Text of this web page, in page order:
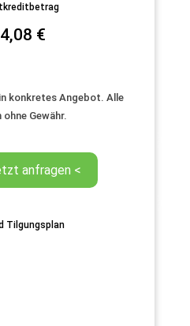
€
konkretes Angebot. Alle
Gewähr.
Tilgungsplan